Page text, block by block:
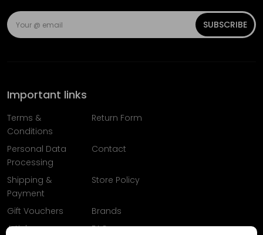
SUBSCRIBE
Important links
Terms &
Conditions
Return Form
Personal Data
Processing
Contact
Shipping &
Payment
Store Policy
Gift Vouchers
Brands
Articles
FAQ